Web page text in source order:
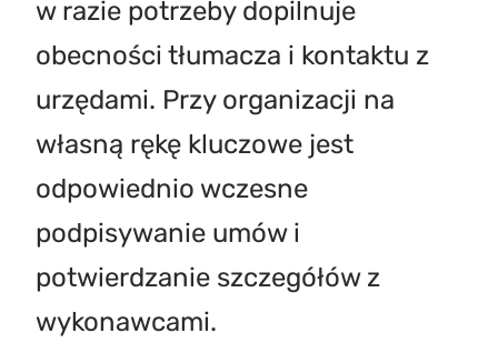
w razie potrzeby dopilnuje
obecności tłumacza i kontaktu z
urzędami. Przy organizacji na
własną rękę kluczowe jest
odpowiednio wczesne
podpisywanie umów i
potwierdzanie szczegółów z
wykonawcami.